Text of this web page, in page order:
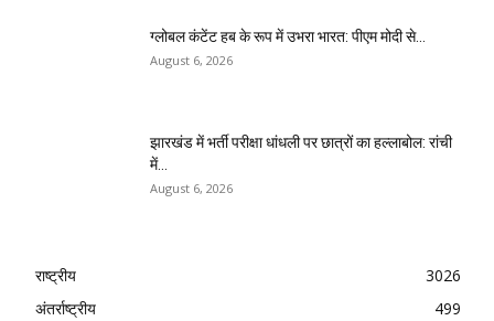
ग्लोबल कंटेंट हब के रूप में उभरा भारत: पीएम मोदी से...
August 6, 2026
झारखंड में भर्ती परीक्षा धांधली पर छात्रों का हल्लाबोल: रांची
में...
August 6, 2026
राष्ट्रीय
3026
अंतर्राष्ट्रीय
499